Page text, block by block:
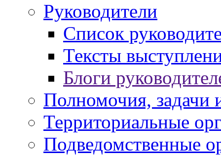
Руководители
Список
Тексты
Блоги
Полномочия, задачи
Территориальные
Подведомственные